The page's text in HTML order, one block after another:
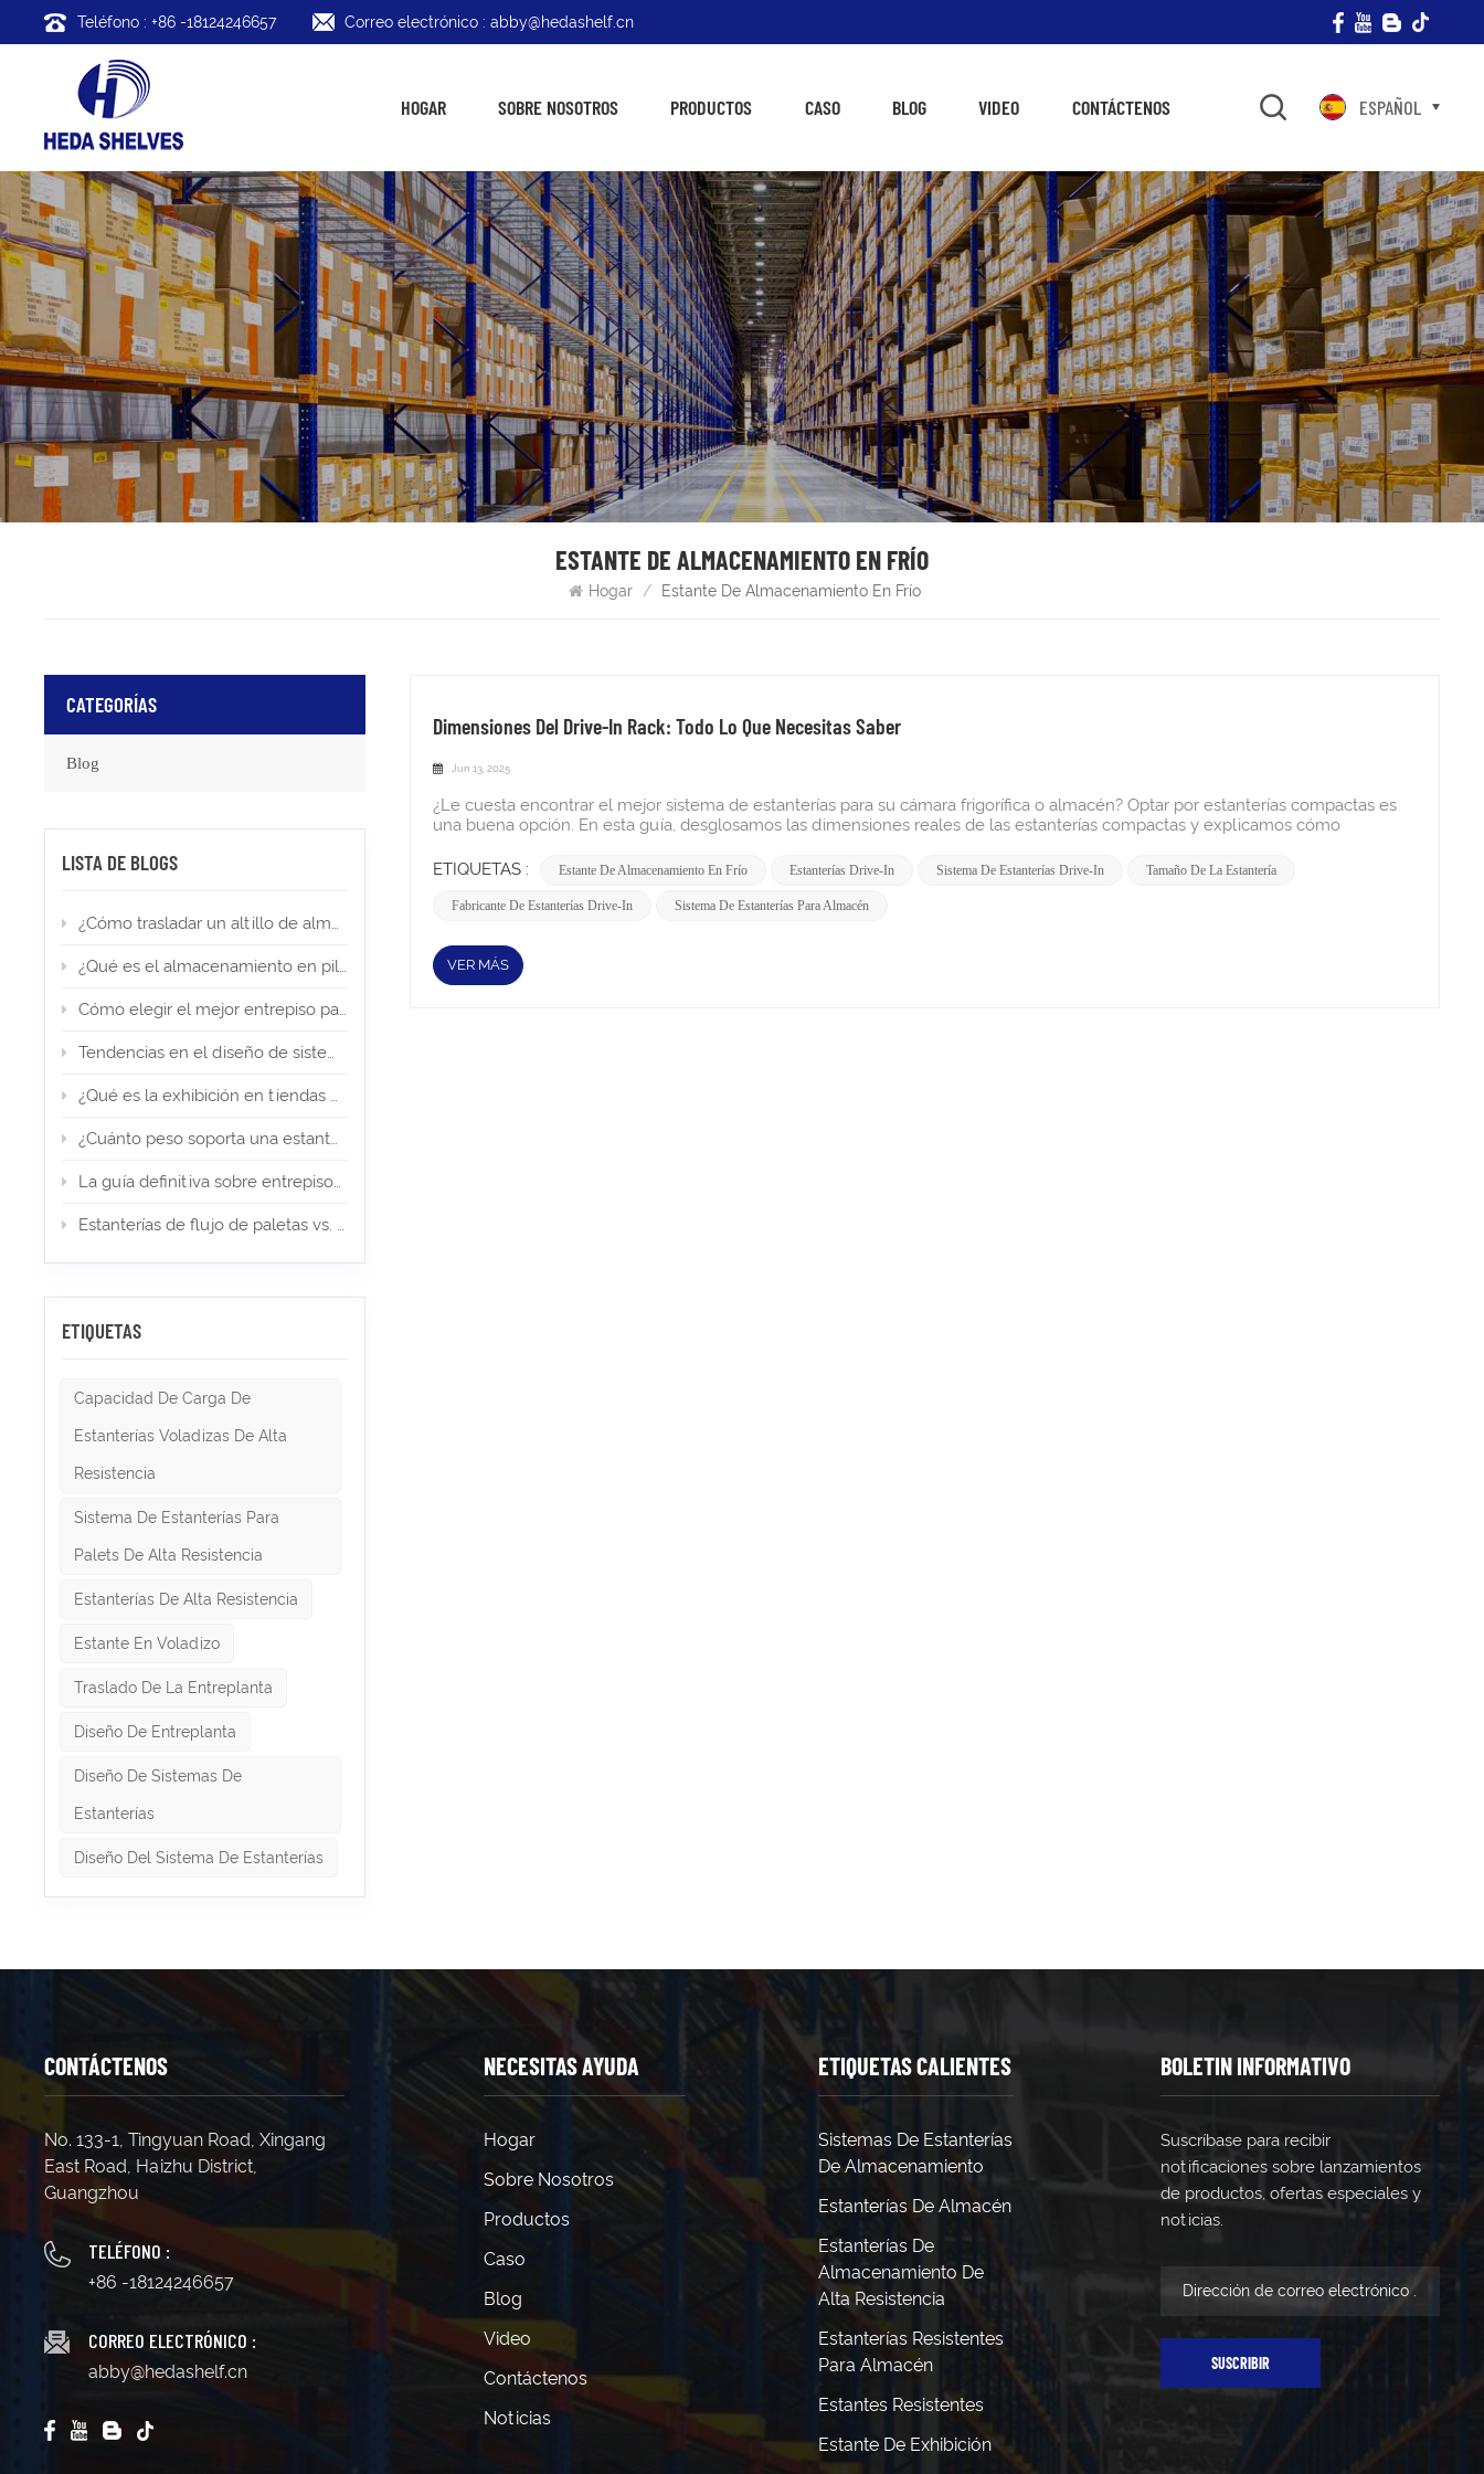
Teléfono : +86 -18124246657 Correo electrónico : abby@hedashelf.cn
HOGAR SOBRE NOSOTROS PRODUCTOS CASO BLOG VIDEO CONTÁCTENOS ESPAÑOL
ESTANTE DE ALMACENAMIENTO EN FRÍO
Hogar / Estante De Almacenamiento En Frío
Dimensiones Del Drive-In Rack: Todo Lo Que Necesitas Saber
Jun 13, 2025
¿Le cuesta encontrar el mejor sistema de estanterías para su cámara frigorífica o almacén? Optar por estanterías compactas es una buena opción. En esta guía, desglosamos las dimensiones reales de las estanterías compactas y explicamos cómo combinarlas con la funcionalidad perfecta para que pueda crear una instalación segura, elegante y que ahorre espacio. ¿Cuáles son las dimensiones reales del sistema de estanterías Drive-in? AlturaLas dimensiones estándar de las estanterías para palets con sistema de acceso directo en Canadá y EE. UU. son de 107 cm de profundidad y 304 cm de altura, aunque son comunes los montantes estándar que alcanzan hasta 6 metros de altura. ¿Cuáles son algunos de los desafíos de emplear un sistema de estanterías para almacén? Para aplicaciones de almacenamiento en frío, las alturas suelen oscilar entre 3 y 6 metros para optimizar la eficiencia energética y mantener el control de la temperatura. Profundidad:Los sistemas Drive-in admiten de 2 a 10 posiciones de pallets de profundidad, y la profundidad de cada carril es la suma de la profundidad de todos los pallets (incluidas las dimensiones de la carga si esta sobresale). Las dimensiones estándar de los pallets de 48" x 40" determinan la profundidad básica del carril, con espacio libre adicional para una operación segura del montacargas.Ancho: El ancho estándar de las bahías para estanterías drive-in suele oscilar entre 2,4 y 3,6 metros, lo que permite configuraciones de almacenamiento de pallets de una o dos profundidades. El ancho debe tener en cuenta el voladizo de los pallets y los requisitos de soporte estructural. Ancho del pasilloLos pasillos para sistemas de acceso directo suelen tener un ancho mínimo de 3 a 3,6 metros para permitir la entrada y salida segura de las carretillas elevadoras de la estructura de estanterías. Mantenga un espacio de 10 a 15 cm entre los niveles de las estanterías para palés para un funcionamiento fluido de las carretillas elevadoras. Se requiere espacio adicional en entornos de almacenamiento en frío, donde la operación de las carretillas elevadoras puede ser más lenta y cautelosa. Baja temperatura Almacén de alimentos y bebidas para el almacenamiento de cerezasPara una instalación de almacenamiento de cerezas que funciona a 32-34 °F, las consideraciones dimensionales específicas incluyen: Altura del nivel de almacenamientoPara los sistemas de rieles GP, Z y FC, la altura del nivel de almacenamiento equivale a la altura del palé más de 8" a 10", mientras que para los sistemas de rieles C y DR, equivale a la altura del palé más de 10" a 12". Los palets de cerezo suelen medir 48" de alto, lo que requiere una separación entre niveles de 56-60". Consideraciones de temperatura: Los palés almacenados se pueden cargar y descargar en modo FIFO o LIFO en cámaras de congelación con temperaturas de hasta -30 °C. Diferencias entre estanterías Drive-in y Drive-through, aunque el almacenamiento de cerezas funciona a temperaturas de refrigeración más suaves. Los sistemas de estanterías para almacenamiento en frío son sistemas especiales diseñados para distribuir el calor uniformemente en la sala y evitar pérdidas de calor. Comprensión de los sistemas de estanterías para palés Drive-in/Drive-Through | Especificaciones del material: Las estanterías refrigeradas para almacenamiento en frío requieren recubrimientos y materiales especializados para evitar la condensación y la corrosión. Las dimensiones del marco se mantienen estándar, pero los componentes estructurales requieren una mayor protección contra la humedad y las fluctuaciones de temperatura, comunes en los entornos de almacenamiento de cerezas. Optimización del diseño: Los almacenes de cerezas se benefician de los sistemas de acceso directo debido a la temporada de cosecha y a las necesidades de almacenamiento a granel. El sistema LIFO es ideal para el almacenamiento a corto plazo (las cerezas tienen una vida útil de 2 a 3 semanas), con carriles con una profundidad de 4 a 6 palés, ideal para la rotación y accesibilidad del inventario. Comprensión del tamaño de las estanterías para paletas y los diferentes tipos de estanterías Drive-in La diferencia dimensional clave radica en el diseño del sistema de rieles, que elimina la necesidad de niveles de vigas individuales en cada posición de pallet. Racks de autoservicio Se diferencian significativamente de las estanterías selectivas en sus requisitos dimensionales, ya que priorizan la densidad de almacenamiento sobre la accesibilidad de cada pallet. A diferencia de bastidores selectivos donde cada posición de pallet es accesible desde el pasillo, los sistemas drive-in crean carriles de almacenamiento continuos donde los pallets se almacenan con una profundidad de 2 a 10. Por qué importan estas dimensionesEstas dimensiones son importantes porque influyen directamente en la eficiencia con la que se utiliza el espacio del almacén, la seguridad con la que se almacenan cargas pesadas y la facilidad con la que el personal accede al inventario. Elegir el tamaño adecuado garantiza maximizar la capacidad de almacenamiento sin comprometer la seguridad ni la accesibilidad. ¿Cómo asegurarse de que las estanterías drive-in se adapten a su espacio? Para garantizar que sus estanterías drive-in encajen, mida el espacio disponible en el suelo y la altura del techo, y luego ajústelos a los requisitos de profundidad, ancho y altura de la estantería. Además, considere la maniobrabilidad de la carretilla elevadora y el espacio para una operación segura, así como cualquier característica del edificio, como columnas o rociadores, que pueda afectar la instalación. ¿Qué es el inventario que usted almacena? El tipo de inventario que almacene determinará si las estanterías drive-in son adecuadas, ya que funcionan mejor para grandes volúmenes de artículos similares con baja rotación o productos no perecederos. Los productos que requieren rotación frecuente o con diferentes SKU pueden requerir un sistema de estanterías diferente. Alimentos y bebidasLas estanterías drive-in se utilizan ampliamente en la industria de alimentos y bebidas para almacenar productos a granel, especialmente aquellos que se pueden apilar en profundidad y no requieren un acceso frecuente. Almacenamiento en fríoLas instalaciones de almacenamiento en frío se benefician de los racks de acceso directo porque maximizan la densidad de almacenamiento en entornos costosos y con temperatura controlada, lo que reduce los costos de energía y optimiza el espacio. Artículo a largo plazoLos racks drive-in son ideales para el almacenamiento a largo plazo de artículos con baja rotación, ya que el sistema de último en entrar, primero en salir (LIFO) se adapta a productos a los que no es necesario acceder regularmente. Mida su espacio correctamenteUna medición precisa es crucial: mida el largo, el ancho y la altura de su área de almacenamiento, teniendo en cuenta las obstrucciones y los espacios libres necesarios. Además, tenga en cuenta el espacio disponible para el montacargas y las normativas de seguridad, como los códigos contra incendios o los requisitos de rociadores. Consideraciones sobre la distribución del almacénConsidere la distribución general de su almacén, incluyendo la ubicación de puertas, columnas y el flujo de tráfico, para garantizar que las estanterías drive-in no bloqueen el acceso ni interrumpan las operaciones. La profundidad y la altura del sistema deben estar en consonancia con el diseño de su almacén para una eficiencia óptima. ¿Su negocio admite un drive-in?Su negocio se adapta bien a las estanterías drive-in si almacena grandes cantidades de productos similares, dispone de espacio limitado y no necesita acceder frecuentemente a cada palé. Si necesita alta selectividad o trabaja con muchos SKU, un sistema diferente podría ser más adecuado. Cómo elegir el proveedor adecuado de sistemas de estanteríasElegir al proveedor adecuado es crucial para garantizar la seguridad, eficiencia y cumplimiento de las estanterías de su almacén. Un buen proveedor es un aliado clave para el éxito operativo. Nos centramos en lo siguiente:Experiencia en ingeniería y cumplimiento normativoCalidad de fabricaciónProveedor de servicios completosExperiencia y reputaciónGama de productos y personalizaciónPlazo de entrega e inventarioSoporte posventaSi busca una solución integral de estanterías drive-in, contacte con HEDA SHELVES para obtener ayuda experta. Nuestro sistema de estanterías es compatible con diversos centros de distribución, como almacenes de cerezas, de carne de res o de alimentos envasados, entre otros. Problemas comunes que enfrentan los compradores al buscar "estante para autocine" ¿Cómo elegir el sistema de estanterías adecuado, estanterías selectivas o estanterías Drive-in? Las estanterías selectivas ofrecen mejor accesibilidad y son ideales para productos diversos con rotación frecuente, mientras que las estanterías drive-in maximizan la densidad de almacenamiento para grandes volúmenes de artículos similares. Su elección depende del tipo de inventario y de la frecuencia con la que necesite acceder a cada palé. Condición de costo: ¿Cuánto cuesta el Drive-in Rack, una gran marca o un fabricante chino? Los costos de las estanterías drive-in varían según la marca, el material y el origen. Chino Fabricante de estanterías drive-inLos proveedores suelen ofrecer precios más bajos, pero debe considerar el envío, la calidad y la compatibilidad con las normas locales. A veces, el ahorro es menor de lo esperado después de considerar los costos de logística y reemplazo. Dificultad para instalar o montar el sistema de estanterías Drive-in La instalación puede ser compleja y requiere pisos nivelados, mediciones precisas y mano de obra cualificada para garantizar la seguridad y la estabilidad. Siempre contrate instaladores profesionales o siga las instrucciones detalladas del fabricante para evitar problemas estructurales y garantizar el cumplimiento de las normas de seguridad. Pregun
ETIQUETAS : Estante De Almacenamiento En Frío Estanterías Drive-In Sistema De Estanterías Drive-In Tamaño De La Estantería
Fabricante De Estanterías Drive-In Sistema De Estanterías Para Almacén
VER MÁS
CATEGORÍAS
Blog
LISTA DE BLOGS
¿Cómo trasladar un altillo de almacén a una nueva ubicación?
¿Qué es el almacenamiento en pilas altas? Tipos, aplicaciones y permisos
Cómo elegir el mejor entrepiso para su almacén de comercio electrónico
Tendencias en el diseño de sistemas de estanterías en 2026
¿Qué es la exhibición en tiendas minoristas? Tipos, diseño e importancia
¿Cuánto peso soporta una estantería para palets? (Guía de expertos)
La guía definitiva sobre entrepisos en almacenes y almacenamiento industrial en 2026
Estanterías de flujo de paletas vs. estanterías Push Back: ¿cuál es la adecuada para el almacenamiento de alta densidad?
ETIQUETAS
Capacidad De Carga De
Estanterías Voladizas De Alta
Resistencia
Sistema De Estanterías Para
Palets De Alta Resistencia
Estanterías De Alta Resistencia
Estante En Voladizo
Traslado De La Entreplanta
Diseño De Entreplanta
Diseño De Sistemas De
Estanterías
Diseño Del Sistema De Estanterías
CONTÁCTENOS
No. 133-1, Tingyuan Road, Xingang
East Road, Haizhu District,
Guangzhou
TELÉFONO :
+86 -18124246657
CORREO ELECTRÓNICO :
abby@hedashelf.cn
NECESITAS AYUDA
Hogar
Sobre Nosotros
Productos
Caso
Blog
Video
Contáctenos
Noticias
ETIQUETAS CALIENTES
Sistemas De Estanterías
De Almacenamiento
Estanterías De Almacén
Estanterías De
Almacenamiento De
Alta Resistencia
Estanterías Resistentes
Para Almacén
Estantes Resistentes
Estante De Exhibición
BOLETIN INFORMATIVO
Suscríbase para recibir
notificaciones sobre lanzamientos
de productos, ofertas especiales y
noticias.
SUSCRIBIR